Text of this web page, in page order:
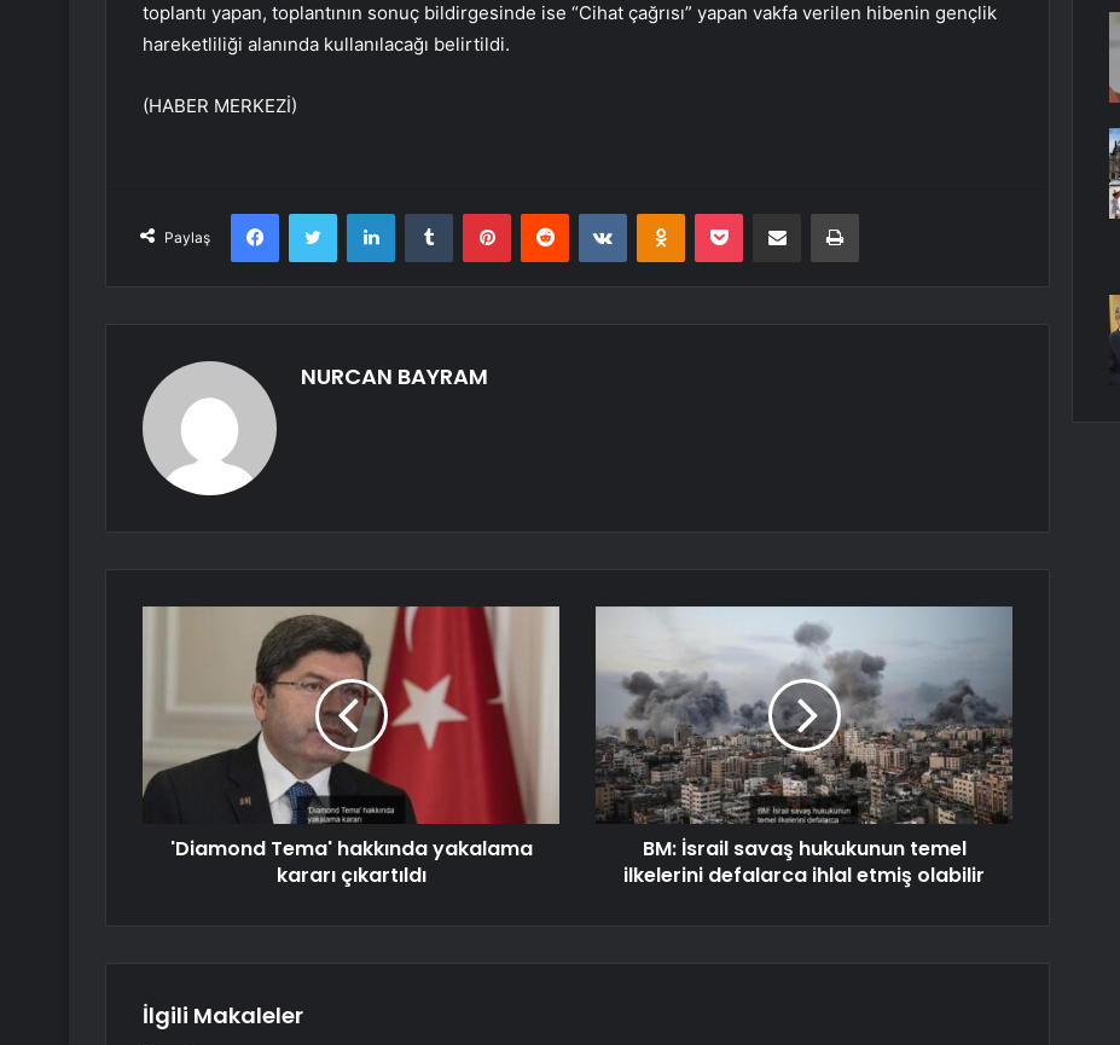
toplantı yapan, toplantının sonuç bildirgesinde ise “Cihat çağrısı” yapan vakfa verilen hibenin gençlik
hareketliliği alanında kullanılacağı belirtildi.
(HABER MERKEZİ)
Paylaş
FacebookTwitter LinkedInTumblr PinterestReddit VKontakteOdnoklassniki
Pocket E-Posta ile paylaş Yazdır
NURCAN BAYRAM
'Diamond Tema' hakkında yakalama
kararı çıkartıldı
BM: İsrail savaş hukukunun temel
ilkelerini defalarca ihlal etmiş olabilir
İlgili Makaleler